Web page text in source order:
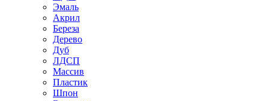
Эмаль
Акрил
Береза
Дерево
Дуб
ЛДСП
Массив
Пластик
Шпон